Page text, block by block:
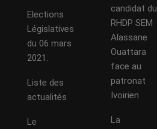
Elections
Législatives
du 06 mars
2021.
Liste des
actualités
Le
candidat du
RHDP SEM
Alassane
Ouattara
face au
patronat
Ivoirien
La